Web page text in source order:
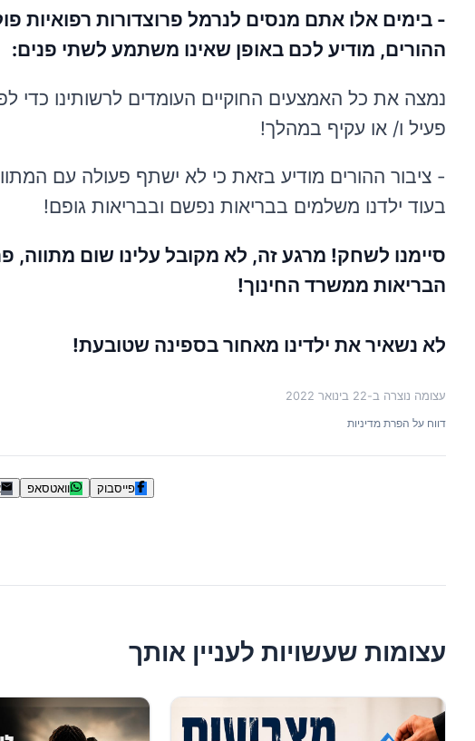
- בימים אלו אתם מנסים לנרמל פרוצדורות רפואיות
ההורים, מודיע לכם באופן שאינו משתמע לשתי פנים:
נמצה את כל האמצעים החוקיים העומדים לרשותינו כדי
פעיל ו/ או עקיף במהלך!
- ציבור ההורים מודיע בזאת כי לא ישתף פעולה עם
בעוד ילדנו משלמים בבריאות נפשם ובבריאות גופם!
סיימנו לשחק! מרגע זה, לא מקובל עלינו שום
הבריאות ממשרד החינוך!
לא נשאיר את ילדינו מאחור בספינה שטובעת!
עצומה נוצרה ב-22 בינואר 2022
דווח על הפרת מדיניות
פייסבוק וואטסאפ
עצומות שעשויות לעניין אותך